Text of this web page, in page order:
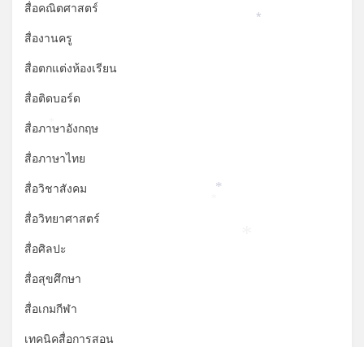
สื่อคณิตศาสตร์
สื่องานครู
สื่อตกแต่งห้องเรียน
สื่อติดบอร์ด
สื่อภาษาอังกฤษ
สื่อภาษาไทย
สื่อวิชาสังคม
สื่อวิทยาศาสตร์
สื่อศิลปะ
สื่อสุขศึกษา
สื่อเกมกีฬา
เทคนิคสื่อการสอน
*